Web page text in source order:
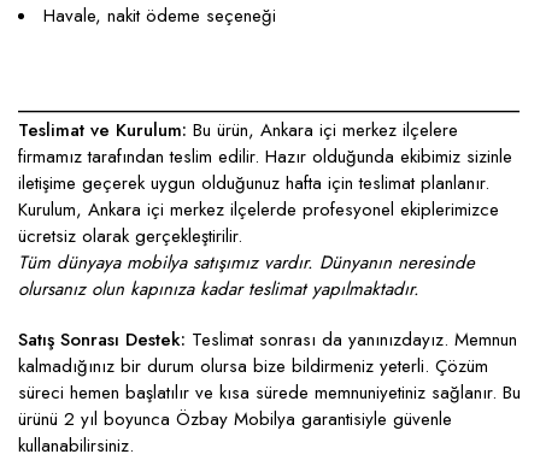
Havale, nakit ödeme seçeneği
____________________________________________________
Teslimat ve Kurulum: Bu ürün, Ankara içi merkez ilçelere
firmamız tarafından teslim edilir. Hazır olduğunda ekibimiz sizinle
iletişime geçerek uygun olduğunuz hafta için teslimat planlanır.
Kurulum, Ankara içi merkez ilçelerde profesyonel ekiplerimizce
ücretsiz olarak gerçekleştirilir.
Tüm dünyaya mobilya satışımız vardır. Dünyanın neresinde
olursanız olun kapınıza kadar teslimat yapılmaktadır.
Satış Sonrası Destek: Teslimat sonrası da yanınızdayız. Memnun
kalmadığınız bir durum olursa bize bildirmeniz yeterli. Çözüm
süreci hemen başlatılır ve kısa sürede memnuniyetiniz sağlanır. Bu
ürünü 2 yıl boyunca Özbay Mobilya garantisiyle güvenle
kullanabilirsiniz.